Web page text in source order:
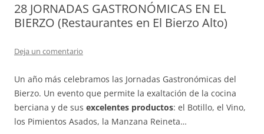
28 JORNADAS GASTRONÓMICAS EN EL
BIERZO (Restaurantes en El Bierzo Alto)
Deja un comentario
Un año más celebramos las Jornadas Gastronómicas del
Bierzo. Un evento que permite la exaltación de la cocina
berciana y de sus excelentes productos: el Botillo, el Vino,
los Pimientos Asados, la Manzana Reineta…